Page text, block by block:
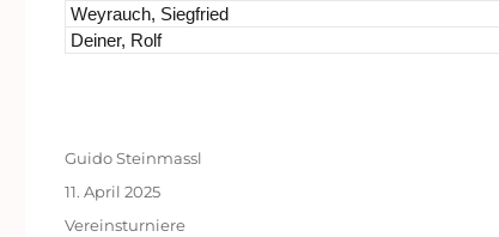
Weyrauch, Siegfried
Deiner, Rolf
Autor
Guido Steinmassl
Veröffentlicht
11. April 2025
Kategorien
Vereinsturniere